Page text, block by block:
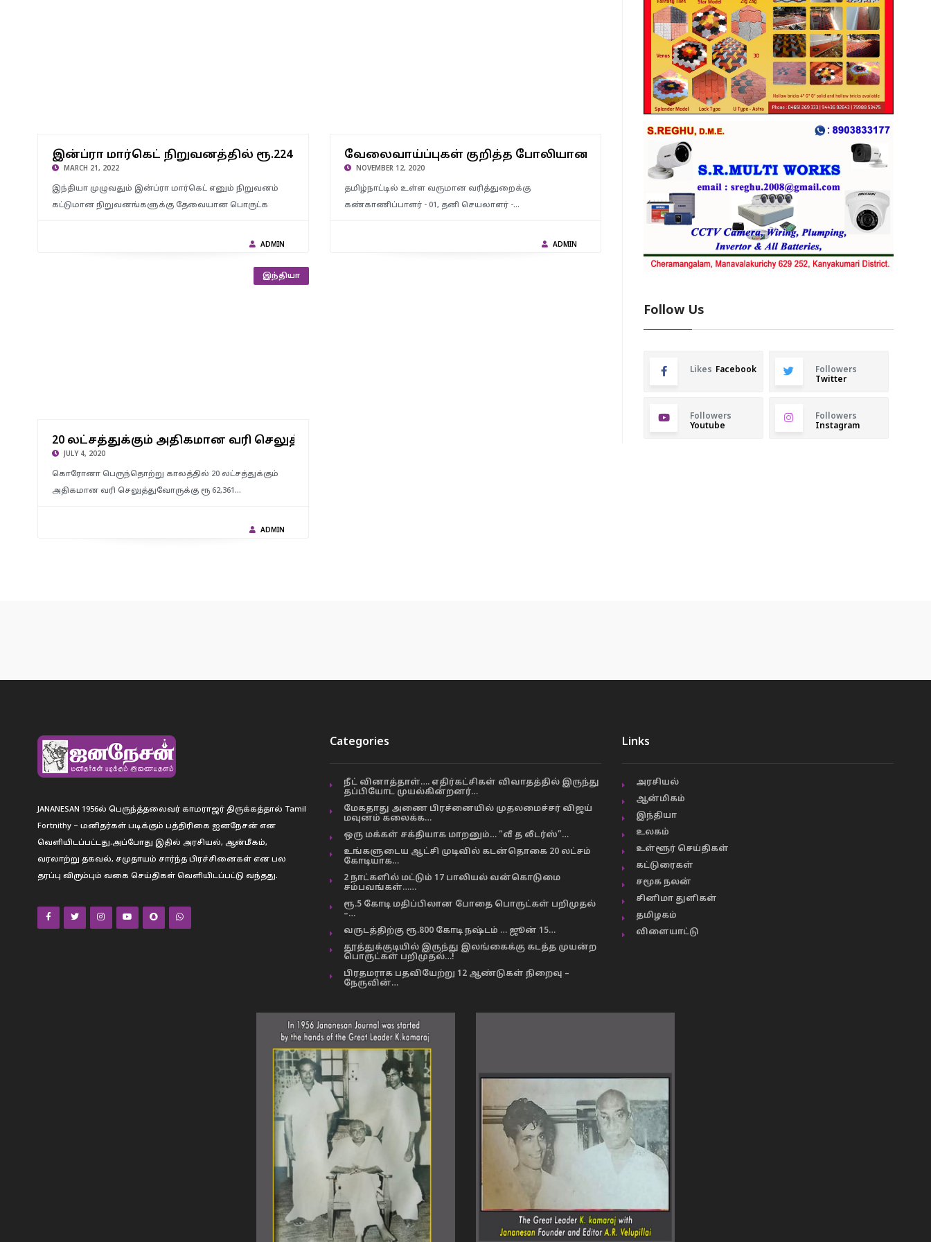
வருமானம் – 23 இடங்களில் வருமான வரித்துறை அதிரடியாக
ரெய்டு..!
இன்ப்ரா மார்கெட் நிறுவனத்தில் ரூ.224 கோடி
MARCH 21, 2022
இந்தியா முழுவதும் இன்ப்ரா மார்கெட் எனும் நிறுவனம்
கட்டுமான நிறுவனங்களுக்கு தேவையான பொருட்க
ADMIN
வேலைவாய்ப்புகள் குறித்த போலியான வாட்ஸ்அப் தகவல் :
வருமானவரித் துறை எச்சரிக்கை.!
வேலைவாய்ப்புகள் குறித்த போலியான வாட்ஸ்அப்
NOVEMBER 12, 2020
தமிழ்நாட்டில் உள்ள வருமான வரித்துறைக்கு
கண்காணிப்பாளர் - 01, தனி செயலாளர் -…
ADMIN
20 லட்சத்துக்கும் அதிகமான வரி செலுத்துவோருக்கு ரூ 62,361
கோடியை வருமான வரித்துறை திரும்ப செலுத்தியது.
இந்தியா
20 லட்சத்துக்கும் அதிகமான வரி செலுத்துவோரு
JULY 4, 2020
கொரோனா பெருந்தொற்று காலத்தில் 20 லட்சத்துக்கும்
அதிகமான வரி செலுத்துவோருக்கு ரூ 62,361…
ADMIN
Follow Us
Likes Facebook
Followers
Twitter
Followers
Youtube
Followers
Instagram
JANANESAN 1956ல் பெருந்த்தலைவர் காமராஜர் திருக்கத்தால் Tamil
Fortnithy – மனிதர்கள் படிக்கும் பத்திரிகை ஐனநேசன் என
வெளியிடப்பட்டது.அப்போது இதில் அரசியல், ஆன்மீகம்,
வரலாற்று தகவல், சமுதாயம் சார்ந்த பிரச்சினைகள் என பல
தரப்பு விரும்பும் வகை செய்திகள் வெளியிடப்பட்டு வந்தது.
Categories
நீட் வினாத்தாள்…. எதிர்கட்சிகள் விவாதத்தில் இருந்து
தப்பியோட முயல்கின்றனர்…
மேகதாது அணை பிரச்னையில் முதலமைச்சர் விஜய்
மவுனம் கலைக்க…
ஒரு மக்கள் சக்தியாக மாறனும்… “வீ த லீடர்ஸ்”…
உங்களுடைய ஆட்சி முடிவில் கடன்தொகை 20 லட்சம்
கோடியாக…
2 நாட்களில் மட்டும் 17 பாலியல் வன்கொடுமை
சம்பவங்கள்……
ரூ.5 கோடி மதிப்பிலான போதை பொருட்கள் பறிமுதல்
–…
வருடத்திற்கு ரூ.800 கோடி நஷ்டம் … ஜூன் 15…
தூத்துக்குடியில் இருந்து இலங்கைக்கு கடத்த முயன்ற
பொருட்கள் பறிமுதல்…!
பிரதமராக பதவியேற்று 12 ஆண்டுகள் நிறைவு –
நேருவின்…
Links
அரசியல்
ஆன்மிகம்
இந்தியா
உலகம்
உள்ளூர் செய்திகள்
கட்டுரைகள்
சமூக நலன்
சினிமா துளிகள்
தமிழகம்
விளையாட்டு